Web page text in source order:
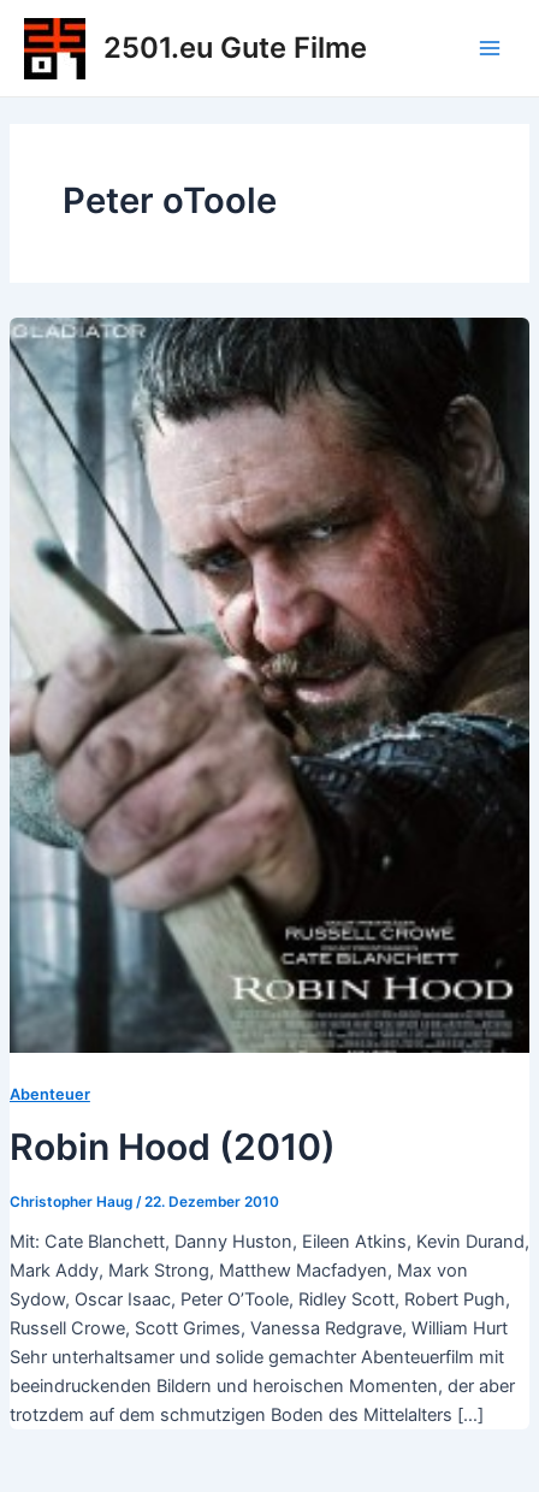
Zum
Inhalt
springen
2501.eu Gute Filme
Peter oToole
Abenteuer
Robin Hood (2010)
Christopher Haug /22. Dezember 2010
Mit: Cate Blanchett, Danny Huston, Eileen Atkins, Kevin Durand,
Mark Addy, Mark Strong, Matthew Macfadyen, Max von
Sydow, Oscar Isaac, Peter O’Toole, Ridley Scott, Robert Pugh,
Russell Crowe, Scott Grimes, Vanessa Redgrave, William Hurt
Sehr unterhaltsamer und solide gemachter Abenteuerfilm mit
beeindruckenden Bildern und heroischen Momenten, der aber
trotzdem auf dem schmutzigen Boden des Mittelalters […]